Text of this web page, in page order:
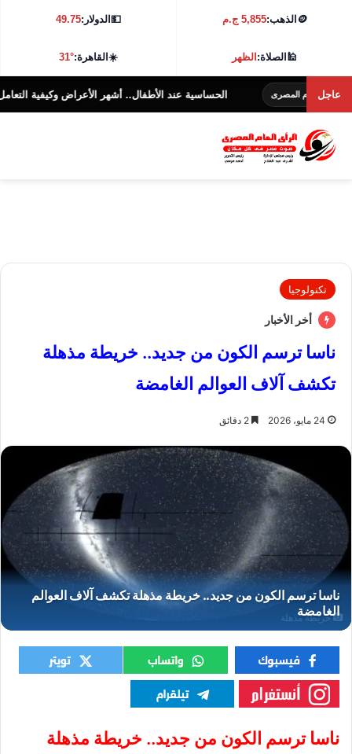
🪙 الذهب:5,855 ج.م 💵الدولار:49.75
🕌الصلاة:الظهر ☀️القاهرة:31°
عاجل
المصرى الحساسية عند الأطفال.. أشهر الأعراض وكيفية التعامل معها؟
تكنولوجيا
أخر الأخبار
ناسا ترسم الكون من جديد.. خريطة مذهلة
تكشف آلاف العوالم الغامضة
24 مايو، 2026
خريطة مذهلة
ناسا ترسم الكون من جديد.. خريطة مذهلة